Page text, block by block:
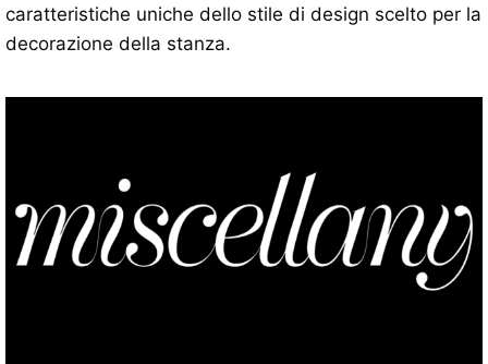
caratteristiche uniche dello stile di design scelto per la
decorazione della stanza.